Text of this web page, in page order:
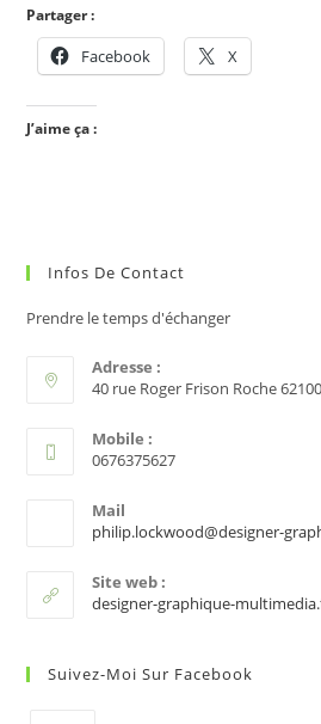
Partager :
Facebook X
J’aime ça :
Infos De Contact
Prendre le temps d'échanger
Adresse :
40 rue Roger Frison Roche
Mobile :
0676375627
Mail
philip.lockwood@designer-
Site web :
designer-graphique-
Suivez-Moi Sur Facebook